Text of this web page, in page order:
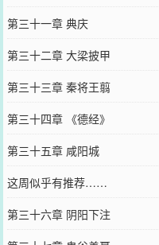
第三十一章 典庆
第三十二章 大梁披甲
第三十三章 秦将王翦
第三十四章 《德经》
第三十五章 咸阳城
这周似乎有推荐……
第三十六章 阴阳下注